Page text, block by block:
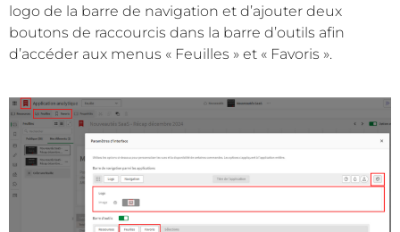
logo de la barre de navigation et d’ajouter deux
boutons de raccourcis dans la barre d’outils afin
d’accéder aux menus « Feuilles » et « Favoris ».